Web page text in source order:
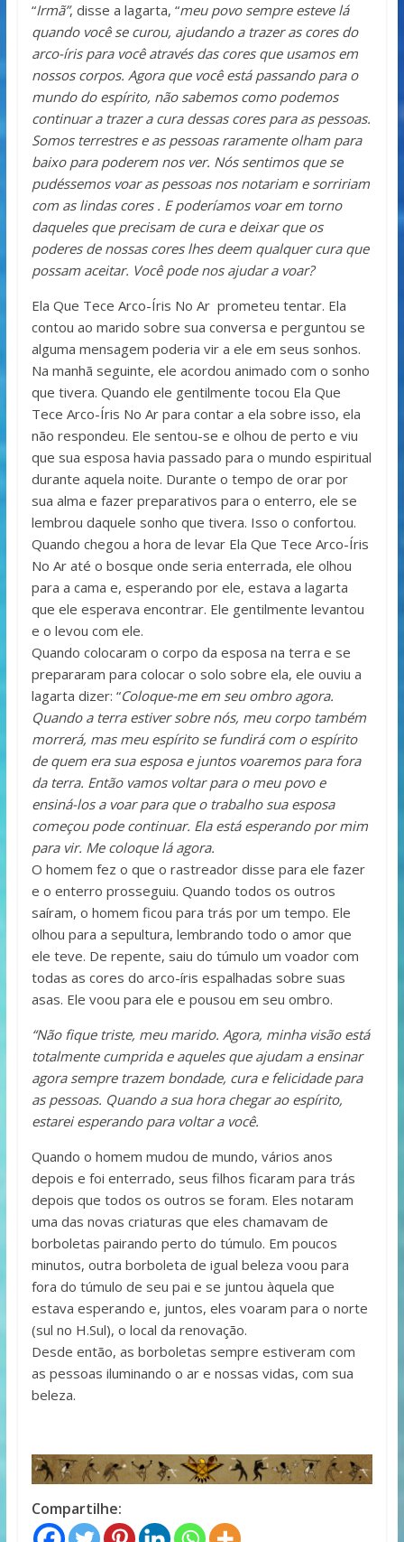
“Irmã”, disse a lagarta, “meu povo sempre esteve lá
quando você se curou, ajudando a trazer as cores do
arco-íris para você através das cores que usamos em
nossos corpos. Agora que você está passando para o
mundo do espírito, não sabemos como podemos
continuar a trazer a cura dessas cores para as pessoas.
Somos terrestres e as pessoas raramente olham para
baixo para poderem nos ver. Nós sentimos que se
pudéssemos voar as pessoas nos notariam e sorririam
com as lindas cores . E poderíamos voar em torno
daqueles que precisam de cura e deixar que os
poderes de nossas cores lhes deem qualquer cura que
possam aceitar. Você pode nos ajudar a voar?
Ela Que Tece Arco-Íris No Ar prometeu tentar. Ela
contou ao marido sobre sua conversa e perguntou se
alguma mensagem poderia vir a ele em seus sonhos.
Na manhã seguinte, ele acordou animado com o sonho
que tivera. Quando ele gentilmente tocou Ela Que
Tece Arco-Íris No Ar para contar a ela sobre isso, ela
não respondeu. Ele sentou-se e olhou de perto e viu
que sua esposa havia passado para o mundo espiritual
durante aquela noite. Durante o tempo de orar por
sua alma e fazer preparativos para o enterro, ele se
lembrou daquele sonho que tivera. Isso o confortou.
Quando chegou a hora de levar Ela Que Tece Arco-Íris
No Ar até o bosque onde seria enterrada, ele olhou
para a cama e, esperando por ele, estava a lagarta
que ele esperava encontrar. Ele gentilmente levantou
e o levou com ele.
Quando colocaram o corpo da esposa na terra e se
prepararam para colocar o solo sobre ela, ele ouviu a
lagarta dizer: “Coloque-me em seu ombro agora.
Quando a terra estiver sobre nós, meu corpo também
morrerá, mas meu espírito se fundirá com o espírito
de quem era sua esposa e juntos voaremos para fora
da terra. Então vamos voltar para o meu povo e
ensiná-los a voar para que o trabalho sua esposa
começou pode continuar. Ela está esperando por mim
para vir. Me coloque lá agora.
O homem fez o que o rastreador disse para ele fazer
e o enterro prosseguiu. Quando todos os outros
saíram, o homem ficou para trás por um tempo. Ele
olhou para a sepultura, lembrando todo o amor que
ele teve. De repente, saiu do túmulo um voador com
todas as cores do arco-íris espalhadas sobre suas
asas. Ele voou para ele e pousou em seu ombro.
“Não fique triste, meu marido. Agora, minha visão está
totalmente cumprida e aqueles que ajudam a ensinar
agora sempre trazem bondade, cura e felicidade para
as pessoas. Quando a sua hora chegar ao espírito,
estarei esperando para voltar a você.
Quando o homem mudou de mundo, vários anos
depois e foi enterrado, seus filhos ficaram para trás
depois que todos os outros se foram. Eles notaram
uma das novas criaturas que eles chamavam de
borboletas pairando perto do túmulo. Em poucos
minutos, outra borboleta de igual beleza voou para
fora do túmulo de seu pai e se juntou àquela que
estava esperando e, juntos, eles voaram para o norte
(sul no H.Sul), o local da renovação.
Desde então, as borboletas sempre estiveram com
as pessoas iluminando o ar e nossas vidas, com sua
beleza.
Compartilhe: